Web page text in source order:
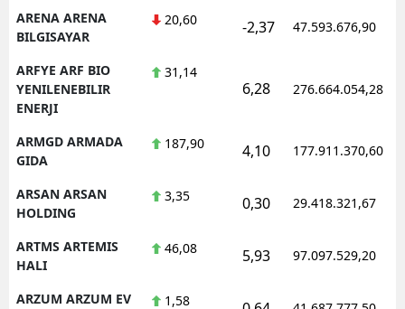
ARENA ARENA
BILGISAYAR
20,60 -2,37 47.593.676,90
ARFYE ARF BIO
YENILENEBILIR
ENERJI
31,14
6,28 276.664.054,28
ARMGD ARMADA
GIDA
187,90 4,10 177.911.370,60
ARSAN ARSAN
HOLDING
3,35 0,30 29.418.321,67
ARTMS ARTEMIS
HALI
46,08 5,93 97.097.529,20
ARZUM ARZUM EV
1,58